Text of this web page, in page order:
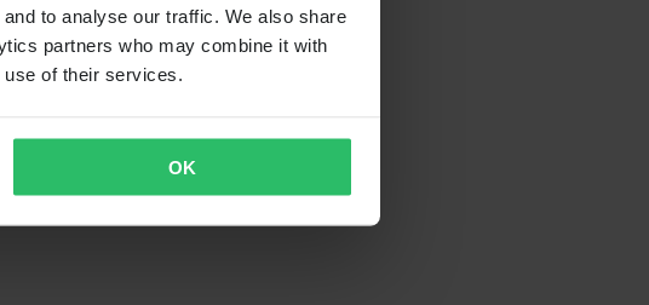
to analyse our traffic. We also share
partners who may combine it with
use of their services.
OK